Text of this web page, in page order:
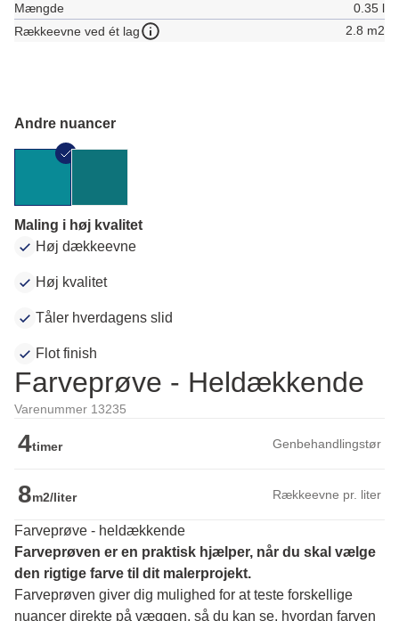
Mængde
0.35 l
Rækkeevne ved ét lag
2.8 m2
Andre nuancer
Maling i høj kvalitet
Høj dækkeevne
Høj kvalitet
Tåler hverdagens slid
Flot finish
Farveprøve - Heldækkende
Varenummer 13235
4timer Genbehandlingstør
8m2/liter Rækkeevne pr. liter
Farveprøve - heldækkende
Farveprøven er en praktisk hjælper, når du skal vælge
den rigtige farve til dit malerprojekt.
Farveprøven giver dig mulighed for at teste forskellige
nuancer direkte på væggen, så du kan se, hvordan farven